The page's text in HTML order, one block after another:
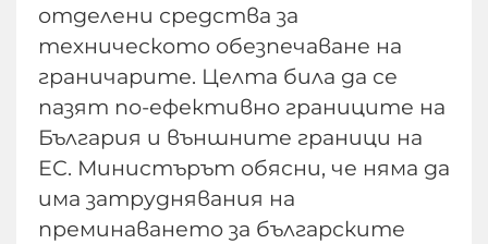
отделени средства за
техническото обезпечаване на
граничарите. Целта била да се
пазят по-ефективно границите на
България и външните граници на
ЕС. Министърът обясни, че няма да
има затруднявания на
преминаването за българските